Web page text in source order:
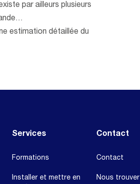
par ailleurs plusieurs
estimation détaillée du
Services
Formations
Installer et mettre en
Contact
Contact
Nous trouver